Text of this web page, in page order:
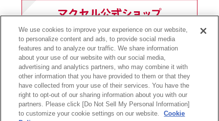
前ページへ戻る
We use cookies to improve your experience on our website,
to personalize content and ads, to provide social media
features and to analyze our traffic. We share information
about your use of our website with our social media,
advertising and analytics partners, who may combine it with
other information that you have provided to them or that they
have collected from your use of their services. You have the
right to opt-out of our sharing information about you with our
partners. Please click [Do Not Sell My Personal Information]
to customize your cookie settings on our website.
Cookie